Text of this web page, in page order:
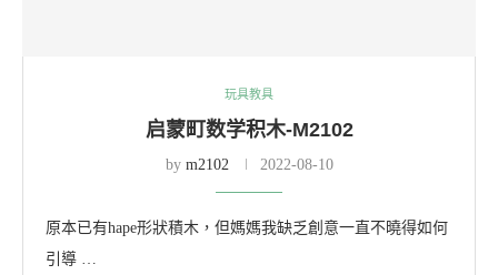
玩具教具
启蒙町数学积木-M2102
by m2102 2022-08-10
原本已有hape形狀積木，但媽媽我缺乏創意一直不曉得如何
引導 …